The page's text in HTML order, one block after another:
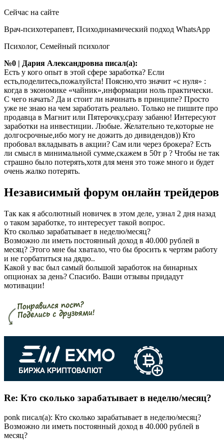
Сейчас на сайте
Врач-психотерапевт, Психодинамический подход WhatsApp
Психолог, Семейный психолог
№0 | Дария Александровна писал(а):
Есть у кого опыт в этой сфере заработка? Если
есть,поделитесь,пожалуйста! Поясню,что значит «с нуля» :
когда в экономике «чайник»,информации ноль практически.
С чего начать? Да и стоит ли начинать в принципе? Просто
уже не знаю на чем заработать реально. Только не пишите про
продавца в Магнит или Пятерочку,сразу забаню! Интересуют
заработки на инвестиции. Любые. Желательно те,которые не
долгосрочные,ибо могу не дожить до дивидендов)) Кто
пробовал вкладывать в акции? Сам или через брокера? Есть
ли смысл в минимальной сумме,скажем в 50т р ? Чтобы не так
страшно было потерять,хотя для меня это тоже много и будет
очень жалко потерять.
Независимый форум онлайн трейдеров
Так как я абсолютный новичек в этом деле, узнал 2 дня назад
о таком заработке, то интересует такой вопрос.
Кто сколько зарабатывает в неделю/месяц?
Возможно ли иметь постоянный доход в 40.000 рублей в
месяц? Этого мне бы хватало, что бы бросить к чертям работу
и не горбатиться на дядю..
Какой у вас был самый большой заработок на бинарных
опционах за день? Спасибо. Ваши отзывы придадут
мотивации!
Re: Кто сколько зарабатывает в неделю/месяц?
ponk писал(а): Кто сколько зарабатывает в неделю/месяц?
Возможно ли иметь постоянный доход в 40.000 рублей в
месяц?